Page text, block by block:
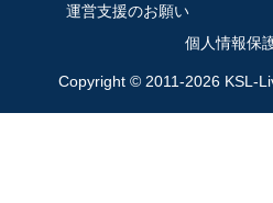
運営支援のお願い
個人情報保
Copyright © 2011-2026 KSL-